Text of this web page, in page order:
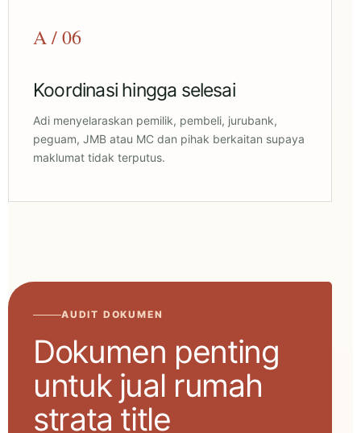
A / 06
Koordinasi hingga selesai
Adi menyelaraskan pemilik, pembeli, jurubank,
peguam, JMB atau MC dan pihak berkaitan supaya
maklumat tidak terputus.
AUDIT DOKUMEN
Dokumen penting
untuk jual rumah
strata title